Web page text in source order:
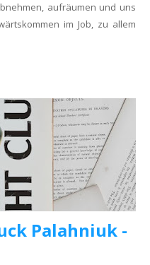
aufräumen und uns
im Job, zu allem
Palahniuk -